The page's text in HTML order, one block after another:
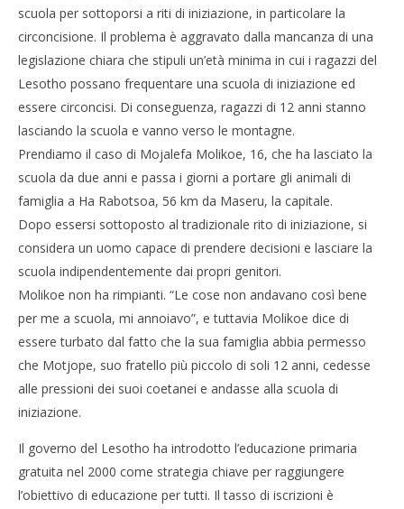
NOW VIEWING
Lesotho, giovani: dai tre ai quattro mesi sulle
montagne, in preparazione alla circoncisione
03/12/2011
Redazione
scuola per sottoporsi a riti di iniziazione, in particolare la
circoncisione. Il problema è aggravato dalla mancanza di una
legislazione chiara che stipuli un’età minima in cui i ragazzi del
Lesotho possano frequentare una scuola di iniziazione ed
essere circoncisi. Di conseguenza, ragazzi di 12 anni stanno
lasciando la scuola e vanno verso le montagne.
Prendiamo il caso di Mojalefa Molikoe, 16, che ha lasciato la
scuola da due anni e passa i giorni a portare gli animali di
famiglia a Ha Rabotsoa, 56 km da Maseru, la capitale.
Dopo essersi sottoposto al tradizionale rito di iniziazione, si
considera un uomo capace di prendere decisioni e lasciare la
scuola indipendentemente dai propri genitori.
Molikoe non ha rimpianti. “Le cose non andavano così bene
per me a scuola, mi annoiavo”, e tuttavia Molikoe dice di
essere turbato dal fatto che la sua famiglia abbia permesso
che Motjope, suo fratello più piccolo di soli 12 anni, cedesse
alle pressioni dei suoi coetanei e andasse alla scuola di
iniziazione.
Il governo del Lesotho ha introdotto l’educazione primaria
gratuita nel 2000 come strategia chiave per raggiungere
l’obiettivo di educazione per tutti. Il tasso di iscrizioni è